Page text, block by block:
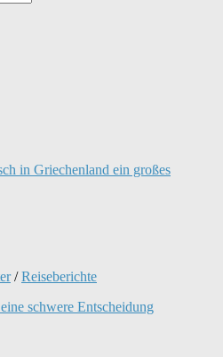
in Griechenland ein großes
/Reiseberichte
schwere Entscheidung